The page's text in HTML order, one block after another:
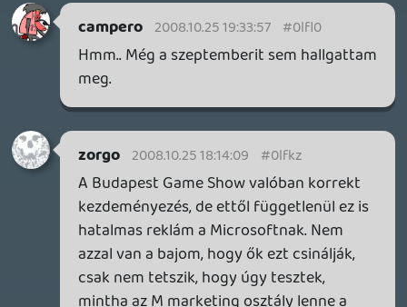
cégnél nekem úgy tünik ők is csak 'kis'
alkalmazottak. (Huha meg ne bántsak
valakit)
Tényleg nem értek hozzá de nem hiszem ,h
olan sokba kerülne a kiépítés és
megkockáztatom , ezek helyett a tényleg
klassz és becsülendő bulik helyett inkább a
játékosok mégis a magyar live bevezetése
Nyilván összetettebb a dolog, de vaze elég
uncsi már 2 éve azt hallgatni ,h "mi is
szeretnénk" .Biztos vagyok benne ,h a
Gamer365 szerkesztői valamelyest
mélyebb betekintéssel rendelkeznek ,
persze csak 4szemközt..